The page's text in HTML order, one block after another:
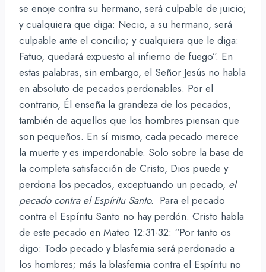
se enoje contra su hermano, será culpable de juicio;
y cualquiera que diga: Necio, a su hermano, será
culpable ante el concilio; y cualquiera que le diga:
Fatuo, quedará expuesto al infierno de fuego”. En
estas palabras, sin embargo, el Señor Jesús no habla
en absoluto de pecados perdonables. Por el
contrario, Él enseña la grandeza de los pecados,
también de aquellos que los hombres piensan que
son pequeños. En sí mismo, cada pecado merece
la muerte y es imperdonable. Solo sobre la base de
la completa satisfacción de Cristo, Dios puede y
perdona los pecados, exceptuando un pecado, el
pecado contra el Espíritu Santo. Para el pecado
contra el Espíritu Santo no hay perdón. Cristo habla
de este pecado en Mateo 12:31-32: “Por tanto os
digo: Todo pecado y blasfemia será perdonado a
los hombres; más la blasfemia contra el Espíritu no